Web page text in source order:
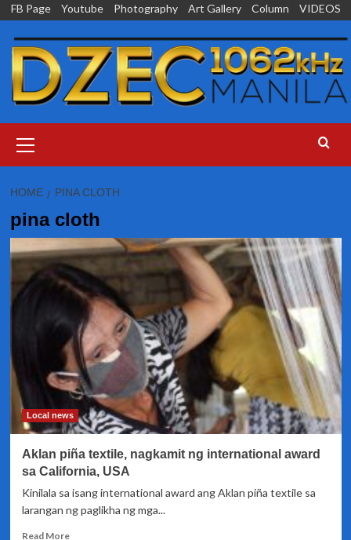
Skip
content
FB Page Youtube Photography Art Gallery Column VIDEOS
Menu
HOME PINA CLOTH
pina cloth
Local news
Aklan piña textile, nagkamit ng international award
sa California, USA
Kinilala sa isang international award ang Aklan piña textile sa
larangan ng paglikha ng mga...
Read MoreRead